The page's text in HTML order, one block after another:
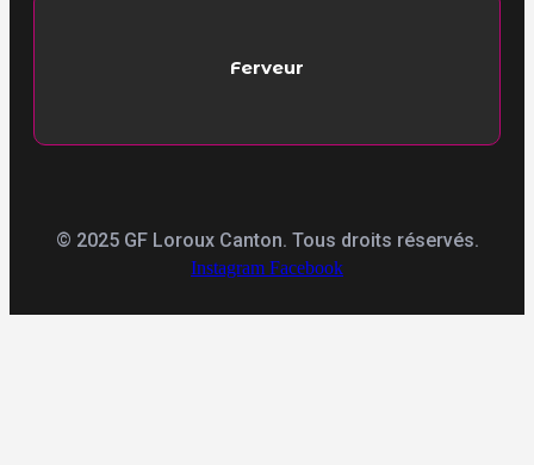
Ferveur
© 2025 GF Loroux Canton. Tous droits réservés.
Instagram Facebook